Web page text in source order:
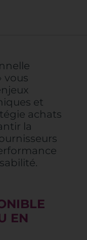
vous
et
achats
la
EN